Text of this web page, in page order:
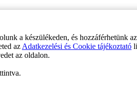
a készülékeden, és hozzáférhetünk
az Adatkezelési és Cookie tájékoztató
az oldalon.